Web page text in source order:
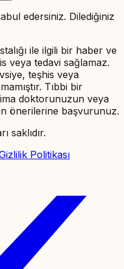
edersiniz. Dilediğiniz
ile ilgili bir haber ve
veya tedavi sağlamaz.
teşhis veya
Tıbbi bir
doktorunuzun veya
önerilerine başvurunuz.
saklıdır.
Politikası